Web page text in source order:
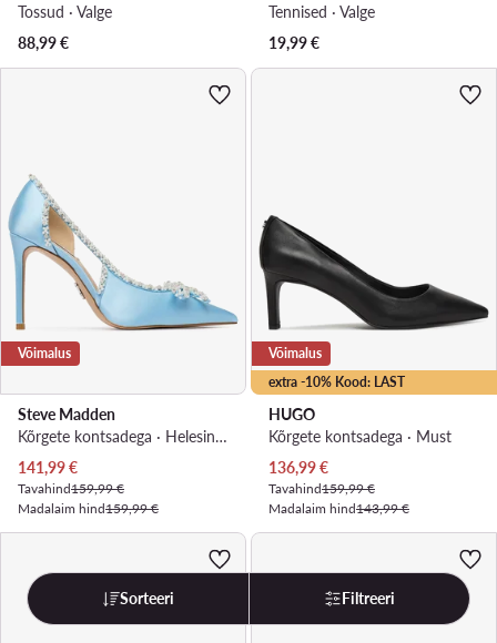
Tossud · Valge
88,99€
Tennised · Valge
19,99€
Võimalus
Steve Madden
Kõrgete kontsadega · Helesinine
Praegune hind
141,99€
Tavahind159,99 €
Madalaim hind159,99 €
extra -10% Kood: LAST
Võimalus
HUGO
Kõrgete kontsadega · Must
Praegune hind
136,99€
Tavahind159,99 €
Madalaim hind143,99 €
Sorteeri Filtreeri